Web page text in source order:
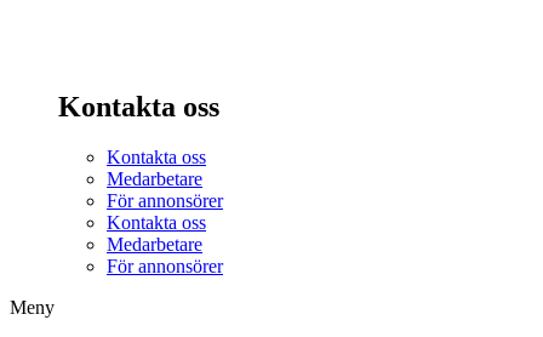
Kontakta oss
Kontakta oss
Medarbetare
För annonsörer
Kontakta oss
Medarbetare
För annonsörer
Meny